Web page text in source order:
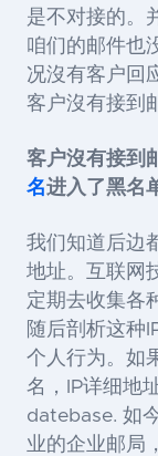
是不对接的。
咱们的邮件也
况沒有客户回
客户沒有接到
客户沒有接到
名进入了黑名
我们知道后边
地址。互联网
定期去收集各
随后剖析这种
个人行为。如
名，
IP详细地
datebase. 如
业的企业邮局